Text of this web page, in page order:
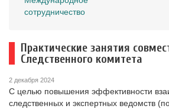
сотрудничество
Практические занятия
Следственного комитета
2 декабря 2024
С целью повышения эффективности
следственных и экспертных ведомств